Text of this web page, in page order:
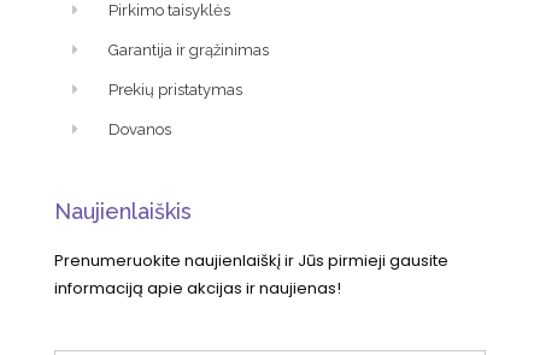
Pirkimo taisyklės
Garantija ir grąžinimas
Prekių pristatymas
Dovanos
Naujienlaiškis
Prenumeruokite naujienlaiškį ir Jūs pirmieji gausite
informaciją apie akcijas ir naujienas!